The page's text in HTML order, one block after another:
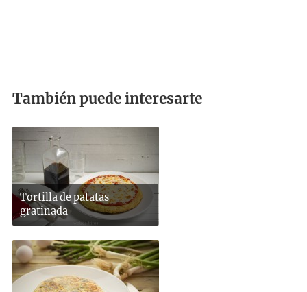
También puede interesarte
Tortilla de patatas
gratinada